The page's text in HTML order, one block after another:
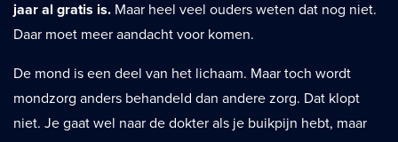
jaar al gratis is. Maar heel veel ouders weten dat nog niet.
Daar moet meer aandacht voor komen.
De mond is een deel van het lichaam. Maar toch wordt
mondzorg anders behandeld dan andere zorg. Dat klopt
niet. Je gaat wel naar de dokter als je buikpijn hebt, maar